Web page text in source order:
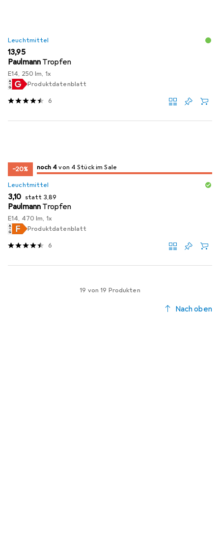
Leuchtmittel
EUR
13,95
Paulmann Tropfen
E14, 250 lm, 1x
Produktdatenblatt
6
−20% 4/ 4
4/ 4 im Sale
noch 4 von 4 Stück im Sale
Leuchtmittel
EUR
3,10 statt EUR
3,89
Paulmann Tropfen
E14, 470 lm, 1x
Produktdatenblatt
6
19 von 19 Produkten
Nach oben